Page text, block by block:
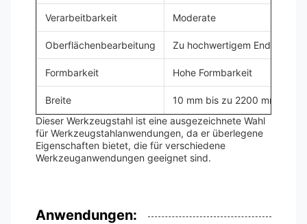
Verarbeitbarkeit Moderate
Oberflächenbearbeitung Zu hochwertigem Ende poliert
Formbarkeit Hohe Formbarkeit
Breite
10 mm bis zu 2200 mm breit
Dieser Werkzeugstahl ist eine ausgezeichnete Wahl
für Werkzeugstahlanwendungen, da er überlegene
Eigenschaften bietet, die für verschiedene
Werkzeuganwendungen geeignet sind.
Anwendungen: